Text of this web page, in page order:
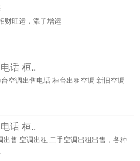
财旺运，添子增运
话 桓..
空调出售电话 桓台出租空调 新旧空调
话 桓..
售 空调出租 二手空调出租出售，各种